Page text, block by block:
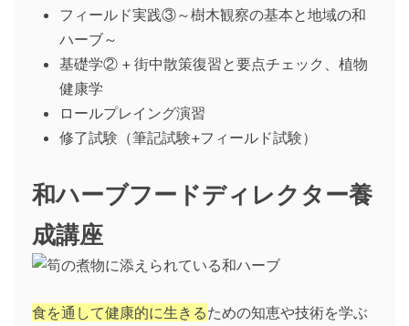
フィールド実践③～樹木観察の基本と地域の和
ハーブ～
基礎学② + 街中散策復習と要点チェック、植物
健康学
ロールプレイング演習
修了試験（筆記試験+フィールド試験）
和ハーブフードディレクター養
成講座
食を通して健康的に生きるための知恵や技術を学ぶ